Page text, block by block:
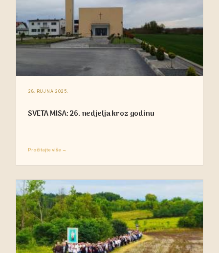
28. RUJNA 2025.
SVETA MISA: 26. nedjelja kroz godinu
Pročitajte više →